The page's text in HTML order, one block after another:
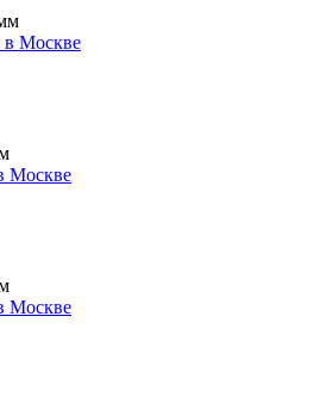
в Москве
Москве
Москве